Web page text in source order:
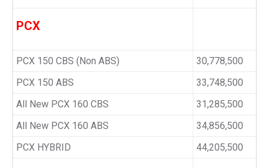
PCX
PCX 150 CBS (Non ABS)
30,778,500
PCX 150 ABS
33,748,500
All New PCX 160 CBS
31,285,500
All New PCX 160 ABS
34,856,500
PCX HYBRID
44,205,500